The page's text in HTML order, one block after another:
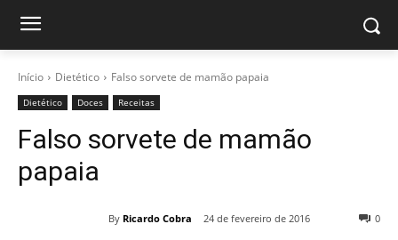
Início Dietético Falso sorvete de mamão papaia
Dietético Doces Receitas
Falso sorvete de mamão
papaia
By Ricardo Cobra 24 de fevereiro de 2016 0